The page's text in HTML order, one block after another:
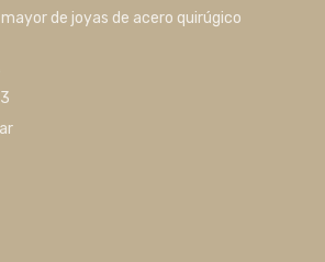
de joyas de acero quirúgico